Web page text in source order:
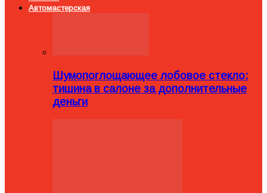
Автомастерская
Шумопоглощающее лобовое стекло:
тишина в салоне за дополнительные
деньги